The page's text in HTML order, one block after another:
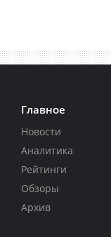
Главное
Новости
Аналитика
Рейтинги
Обзоры
Архив